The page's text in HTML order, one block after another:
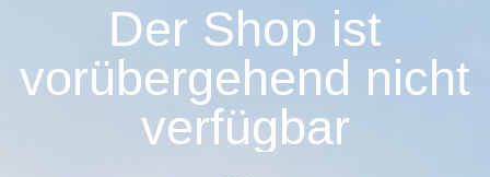
Der Shop ist
vorübergehend nicht
verfügbar